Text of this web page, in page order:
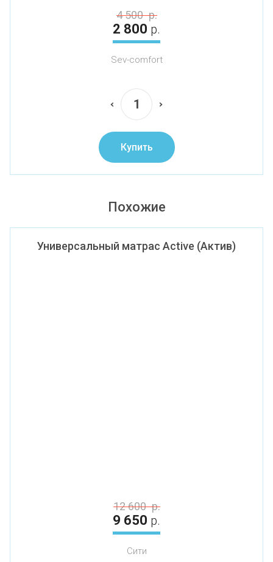
4 500 р.
2 800 р.
Sev-comfort
Купить
Похожие
Универсальный матрас Active (Актив)
12 600 р.
9 650 р.
Сити